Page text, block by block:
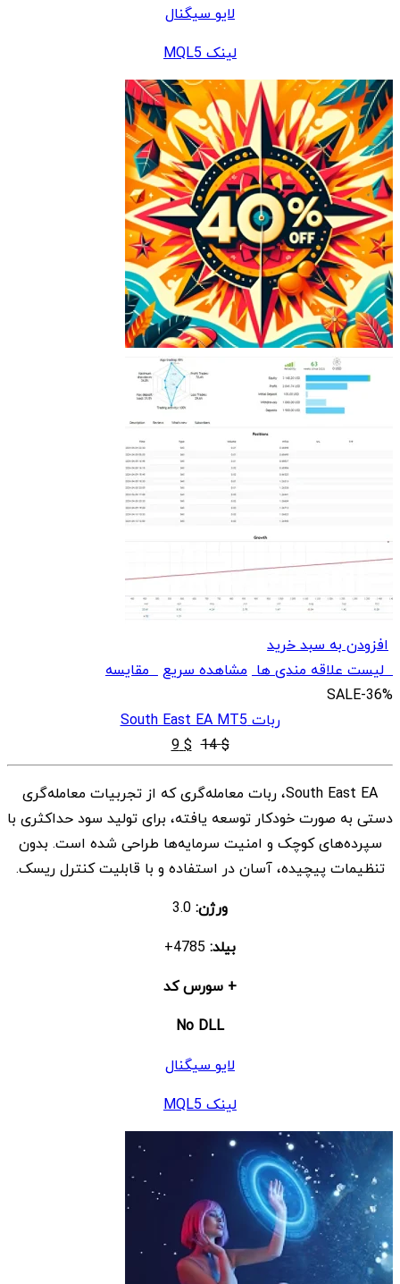
لایو سیگنال
لینک MQL5
افزودن به سبد خرید
لیست علاقه مندی ها مشاهده سریعمقایسه
SALE-36%
ربات South East EA MT5
$
14
قیمت
اصلی
$ 14
بود.
$
9 قیمت
فعلی
$ 9
است.
South East EA، ربات معامله‌گری که از تجربیات معامله‌گری
دستی به صورت خودکار توسعه یافته، برای تولید سود حداکثری با
سپرده‌های کوچک و امنیت سرمایه‌ها طراحی شده است. بدون
تنظیمات پیچیده، آسان در استفاده و با قابلیت کنترل ریسک.
ورژن:
بیلد:
+ سورس کد
No DLL
لایو سیگنال
لینک MQL5